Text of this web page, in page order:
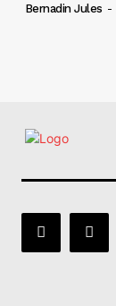
Bernadin Jules -